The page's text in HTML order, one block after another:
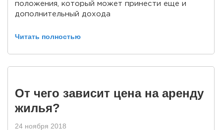
положения, который может принести еще и
дополнительный доходa
Читать полностью
От чего зависит цена на аренду
жилья?
24 ноября 2018